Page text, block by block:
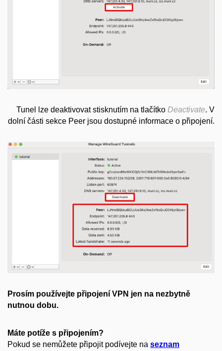
Tunel lze deaktivovat stisknutím na tlačítko Deactivate. V
dolní části sekce Peer jsou dostupné informace o připojení.
Prosím používejte připojení VPN jen na nezbytně
nutnou dobu.
Máte potíže s připojením?
Pokud se nemůžete připojit podívejte na seznam